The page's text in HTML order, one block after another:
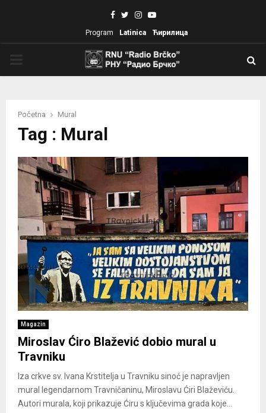
Facebook
TwitterInstagram
Youtube
Program Latinica Ћирилица
Početna Mural
Tag : Mural
Magazin
Miroslav Ćiro Blažević dobio mural u
Travniku
Iza crkve sv. Ivana Krstitelja u Travniku sinoć je napravljen
mural legendarnom Travničaninu, Miroslavu Ćiri Blaževiću.
Autori murala, koji prikazuje Ćiru s ključevima grada koje...